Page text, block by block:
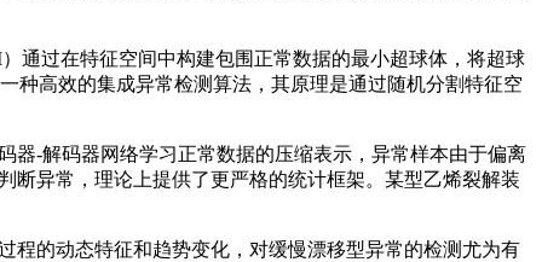
通过在特征空间中构建包围正常数据的最小超球体，将超球
种高效的集成异常检测算法，其原理是通过随机分割特征空
器-解码器网络学习正常数据的压缩表示，异常样本由于偏离
断异常，理论上提供了更严格的统计框架。某型乙烯裂解装
程的动态特征和趋势变化，对缓慢漂移型异常的检测尤为有